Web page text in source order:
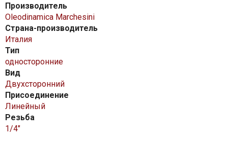
Производитель
Oleodinamica Marchesini
Страна-производитель
Италия
Тип
односторонние
Вид
Двухсторонний
Присоединение
Линейный
Резьба
1/4″